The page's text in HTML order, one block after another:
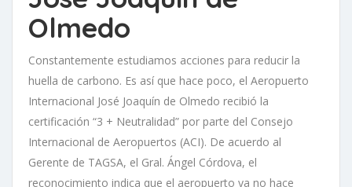
Olmedo
Constantemente estudiamos acciones para reducir la
huella de carbono. Es así que hace poco, el Aeropuerto
Internacional José Joaquín de Olmedo recibió la
certificación “3 + Neutralidad” por parte del Consejo
Internacional de Aeropuertos (ACI). De acuerdo al
Gerente de TAGSA, el Gral. Ángel Córdova, el
reconocimiento indica que el aeropuerto ya no hace